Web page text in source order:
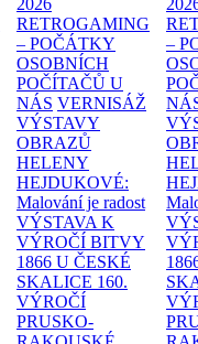
RETROGAMING
– POČÁTKY
OSOBNÍCH
POČÍTAČŮ U
NÁS VERNISÁŽ
VÝSTAVY
OBRAZŮ
HELENY
HEJDUKOVÉ:
Malování je radost
VÝSTAVA K
VÝROČÍ BITVY
1866 U ČESKÉ
SKALICE 160.
VÝROČÍ
PRUSKO-
–